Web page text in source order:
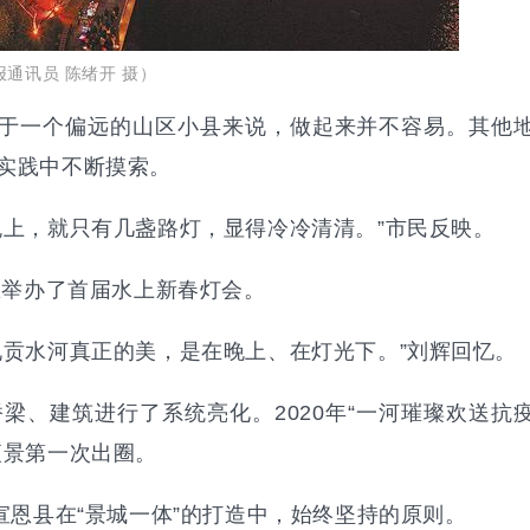
讯员 陈绪开 摄）
一个偏远的山区小县来说，做起来并不容易。其他
践中不断摸索。
，就只有几盏路灯，显得冷冷清清。”市民反映。
办了首届水上新春灯会。
水河真正的美，是在晚上、在灯光下。”刘辉回忆。
、建筑进行了系统亮化。2020年“一河璀璨欢送抗
第一次出圈。
县在“景城一体”的打造中，始终坚持的原则。